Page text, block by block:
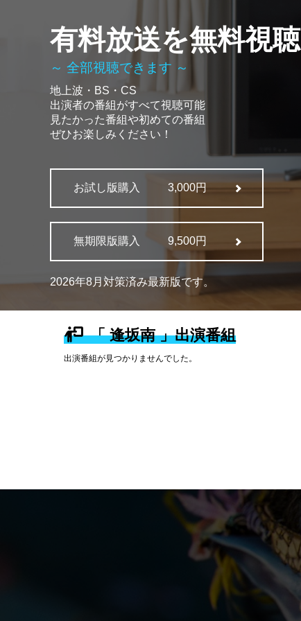
有料放送を無料視聴
～ 全部視聴できます ～
地上波・BS・CS
出演者の番組がすべて視聴可能
見たかった番組や初めての番組
ぜひお楽しみください！
お試し版購入 3,000円
無期限版購入 9,500円
2026年8月対策済み最新版です。
「 逢坂南 」出演番組
出演番組が見つかりませんでした。